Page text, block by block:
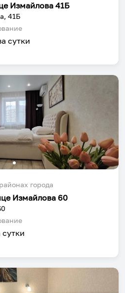
Измайлова 41Б
41Б
сутки
города
Измайлова 60
сутки